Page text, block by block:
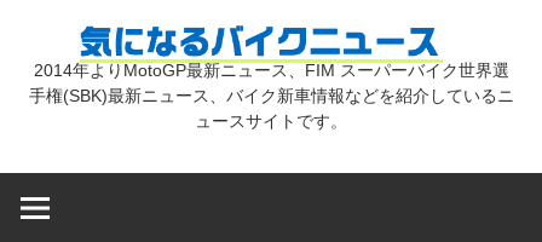
気
2014年よりMotoGP最新ニュース、FIM スーパーバイク世界選
手権(SBK)最新ニュース、バイク新車情報などを紹介しているニ
ュースサイトです。